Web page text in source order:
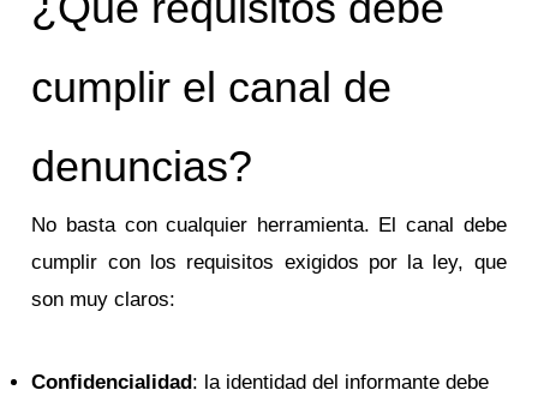
cumplir el canal de
denuncias?
No basta con cualquier herramienta. El canal debe
cumplir con los requisitos exigidos por la ley, que
son muy claros:
Confidencialidad: la identidad del informante debe